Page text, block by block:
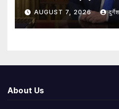
AUGUST 7, 2026
About Us